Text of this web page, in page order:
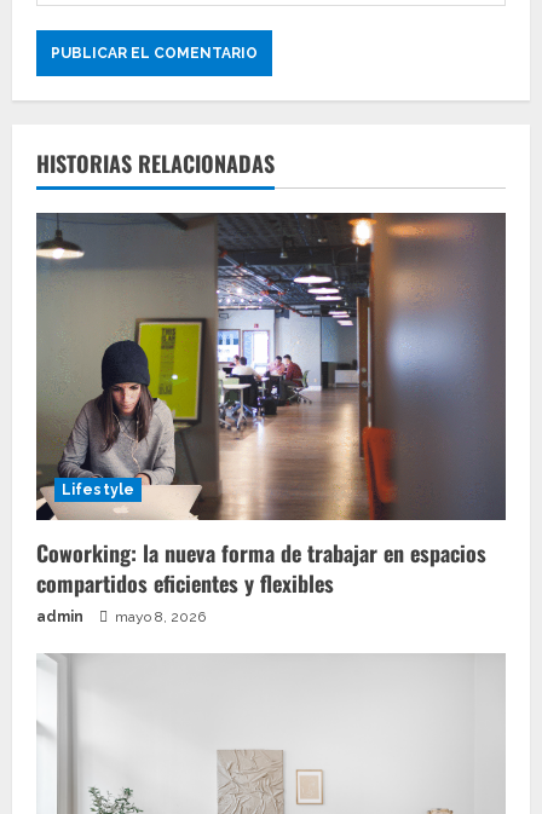
HISTORIAS RELACIONADAS
Lifestyle
Coworking: la nueva forma de trabajar en espacios
compartidos eficientes y flexibles
admin mayo 8, 2026